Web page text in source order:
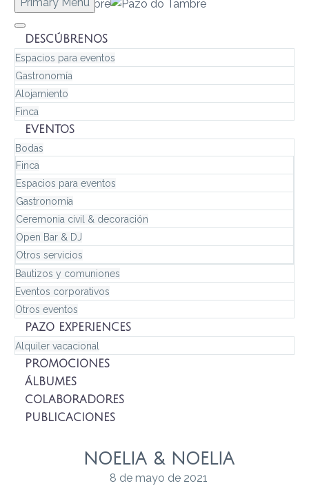
Primary Menu
DESCÚBRENOS
Espacios para eventos
Gastronomía
Alojamiento
Finca
EVENTOS
Bodas
Finca
Espacios para eventos
Gastronomía
Ceremonia civil & decoración
Open Bar & DJ
Otros servicios
Bautizos y comuniones
Eventos corporativos
Otros eventos
PAZO EXPERIENCES
Alquiler vacacional
PROMOCIONES
ÁLBUMES
COLABORADORES
PUBLICACIONES
NOELIA & NOELIA
8 de mayo de 2021